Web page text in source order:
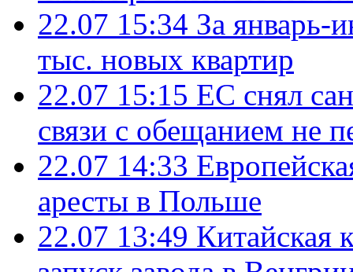
22.07 15:34 За январь-
тыс. новых квартир
22.07 15:15 ЕС снял
связи с обещанием не
22.07 14:33
аресты в Польше
22.07 13:49 Китайская